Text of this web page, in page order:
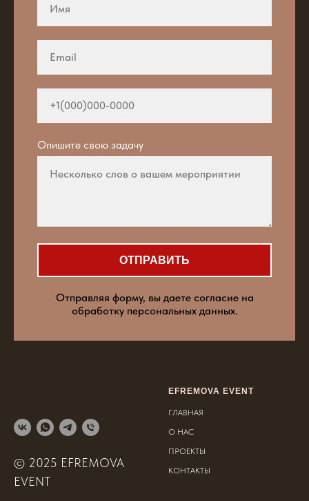
Опишите свою задачу
ОТПРАВИТЬ
Отправляя форму, вы даете согласие на
обработку персональных данных.
© 2025 EFREMOVA
EVENT
EFREMOVA EVENT
ГЛАВНАЯ
О НАС
ПРОЕКТЫ
КОНТАКТЫ